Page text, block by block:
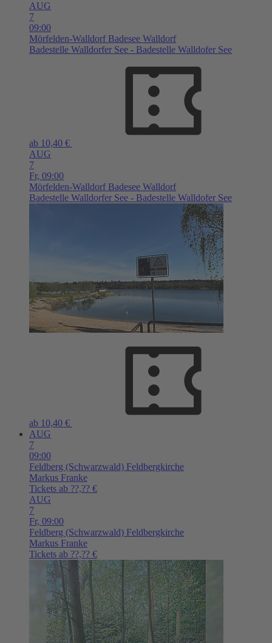
AUG
7
09:00
Mörfelden-Walldorf Badesee Walldorf
Badestelle Walldorfer See - Badestelle Walldofer See
ab 10,40 €
AUG
7
Fr, 09:00
Mörfelden-Walldorf Badesee Walldorf
Badestelle Walldorfer See - Badestelle Walldofer See
ab 10,40 €
AUG
7
09:00
Feldberg (Schwarzwald) Feldbergkirche
Markus Franke
Tickets ab ??,?? €
AUG
7
Fr, 09:00
Feldberg (Schwarzwald) Feldbergkirche
Markus Franke
Tickets ab ??,?? €